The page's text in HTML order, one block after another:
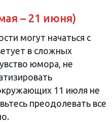
– 21 июня)
могут начаться с
в сложных
юмора, не
11 июля не
преодолевать все